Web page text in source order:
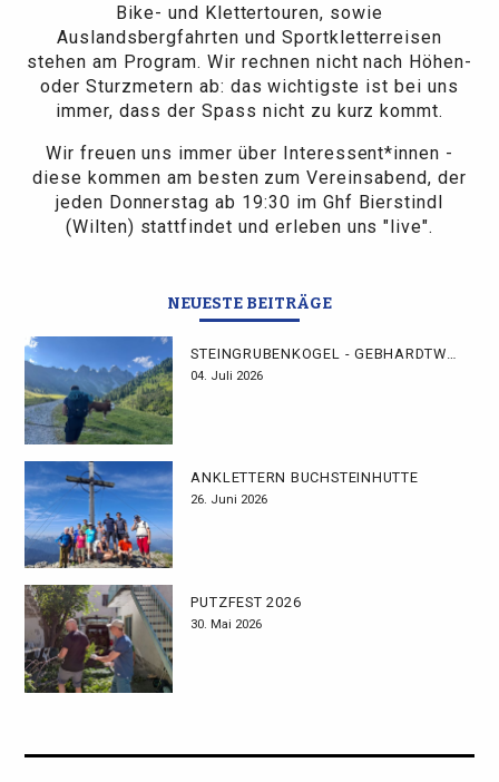
Bike- und Klettertouren, sowie
Auslandsbergfahrten und Sportkletterreisen
stehen am Program. Wir rechnen nicht nach Höhen-
oder Sturzmetern ab: das wichtigste ist bei uns
immer, dass der Spass nicht zu kurz kommt.
Wir freuen uns immer über Interessent*innen -
diese kommen am besten zum Vereinsabend, der
jeden Donnerstag ab 19:30 im Ghf Bierstindl
(Wilten) stattfindet und erleben uns "live".
NEUESTE BEITRÄGE
04. Juli 2026
ANKLETTERN BUCHSTEINHÜTTE
26. Juni 2026
PUTZFEST 2026
30. Mai 2026